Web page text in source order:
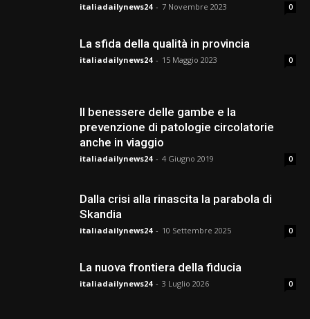
italiadailynews24 - 7 Novembre 2023 0
La sfida della qualità in provincia
italiadailynews24 - 15 Maggio 2023 0
Il benessere delle gambe e la
prevenzione di patologie circolatorie
anche in viaggio
italiadailynews24 - 4 Giugno 2019 0
Dalla crisi alla rinascita la parabola di
Skandia
italiadailynews24 - 10 Settembre 2025 0
La nuova frontiera della fiducia
italiadailynews24 - 3 Luglio 2026 0